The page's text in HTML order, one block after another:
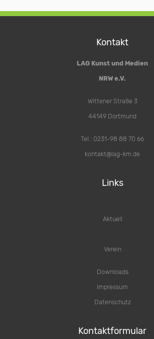
Kontakt
LAG Kunst und Medien
NRW e.V.
Wittener Straße 3
44149 Dortmund
Tel.: 0231-98 88 70 66
kontakt@lag-km.de
Links
Aktuell
Verein
Downloads
Impressum
Datenschutz
Kontaktformular